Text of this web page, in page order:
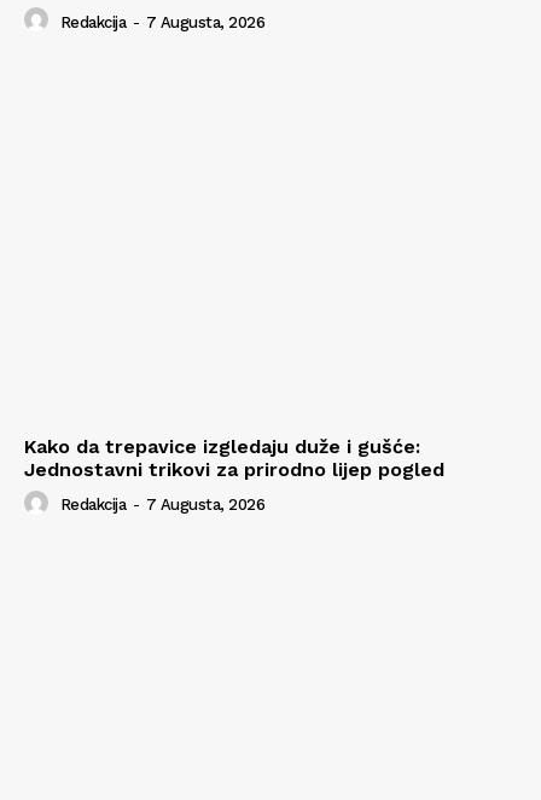
Redakcija - 7 Augusta, 2026
Kako da trepavice izgledaju duže i gušće:
Jednostavni trikovi za prirodno lijep pogled
Redakcija - 7 Augusta, 2026